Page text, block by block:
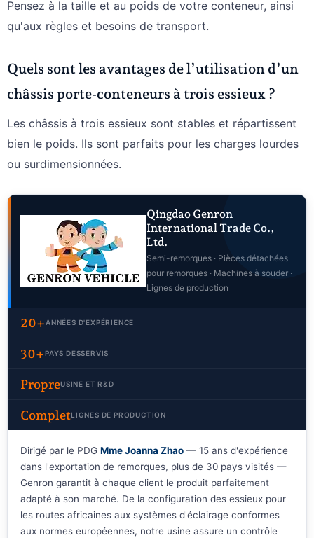
Pensez à la taille et au poids de votre conteneur, ainsi
qu'aux règles et besoins de transport.
Quels sont les avantages de l’utilisation d’un
châssis porte-conteneurs à trois essieux ?
Les châssis à trois essieux sont stables et répartissent
bien le poids. Ils sont parfaits pour les charges lourdes
ou surdimensionnées.
Qingdao Genron
International Trade Co.,
Ltd.
Semi-remorques · Pièces détachées
pour remorques · Machines à souder ·
Lignes de production
20+ANNÉES D'EXPÉRIENCE
30+PAYS DESSERVIS
PropreUSINE ET R&D
CompletLIGNES DE PRODUCTION
Dirigé par le PDG Mme Joanna Zhao — 15 ans d'expérience
dans l'exportation de remorques, plus de 30 pays visités —
Genron garantit à chaque client le produit parfaitement
adapté à son marché. De la configuration des essieux pour
les routes africaines aux systèmes d'éclairage conformes
aux normes européennes, notre usine assure un contrôle